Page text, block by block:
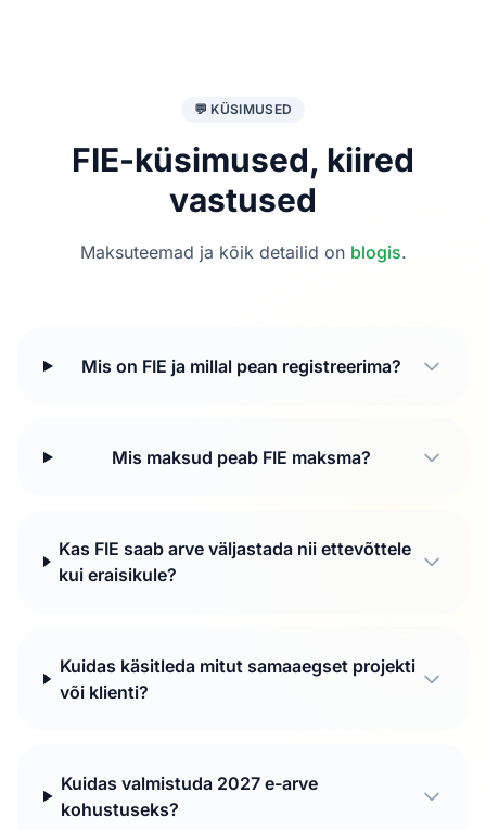
💬 KÜSIMUSED
FIE-küsimused, kiired
vastused
Maksuteemad ja kõik detailid on blogis.
Mis on FIE ja millal pean registreerima?
Mis maksud peab FIE maksma?
Kas FIE saab arve väljastada nii ettevõttele
kui eraisikule?
Kuidas käsitleda mitut samaaegset projekti
või klienti?
Kuidas valmistuda 2027 e-arve
kohustuseks?